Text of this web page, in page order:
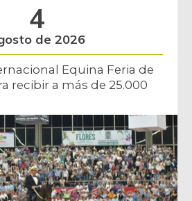
4
de 2026
Equina Feria de
recibir a más de 25.000